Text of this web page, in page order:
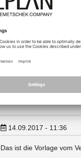
Wie mache ich es denn
Gruß
Stefan
Gruß´
14.09.2017 - 11:36
Das ist die Vorlage vom